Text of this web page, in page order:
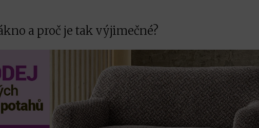
a proč je tak výjimečné?